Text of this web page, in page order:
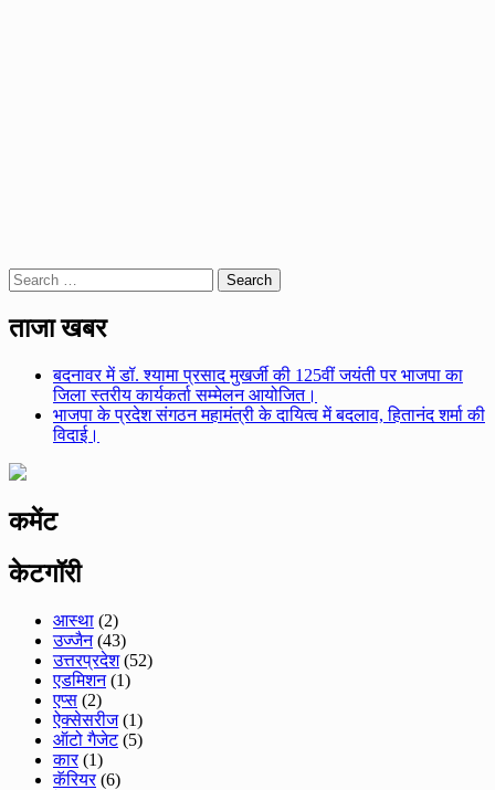
Search
for:
ताजा खबर
बदनावर में डॉ. श्यामा प्रसाद मुखर्जी की 125वीं जयंती पर भाजपा का
जिला स्तरीय कार्यकर्ता सम्मेलन आयोजित।
भाजपा के प्रदेश संगठन महामंत्री के दायित्व में बदलाव, हितानंद शर्मा की
विदाई।
कमेंट
केटगॉरी
आस्था (2)
उज्जैन(43)
उत्तरप्रदेश(52)
एडमिशन(1)
एप्स (2)
ऐक्सेसरीज(1)
ऑटो गैजेट(5)
कार(1)
कॅरियर(6)